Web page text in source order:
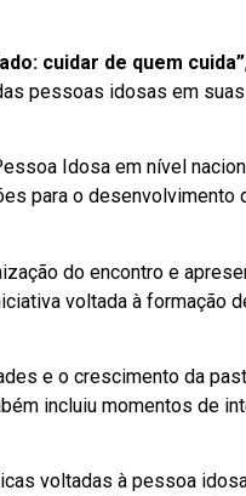
cuidar de quem cuida”
pessoas idosas em suas
Idosa em nível
para o desenvolvimento
do encontro e
voltada à formação
e o crescimento da
incluiu momentos de
voltadas à pessoa